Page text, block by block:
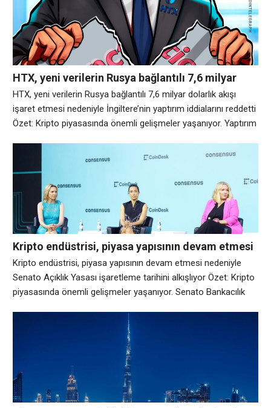
Kraken, ürünü çarşamba günü kripto getirisi altyapı sağlayıcısı
Veda’nın desteğiyle
HTX, yeni verilerin Rusya bağlantılı 7,6 milyar
dolarlık akışı işaret etmesi nedeniyle İngiltere’nin
yaptırım iddialarını reddetti
HTX, yeni verilerin Rusya bağlantılı 7,6 milyar dolarlık akışı
işaret etmesi nedeniyle İngiltere’nin yaptırım iddialarını reddetti
Özet: Kripto piyasasında önemli gelişmeler yaşanıyor. Yaptırım
arkasındaki Panama şirketi Huobi Global S.A.’yı, Rusya’nın
iddiaları nedeniyle kara listeye alma kararına karşı çıkıyor.
İngiltere, 26 Mayıs’taki
Kripto endüstrisi, piyasa yapısının devam etmesi
nedeniyle Senato Açıklık Yasası işaretleme
tarihini alkışlıyor
Kripto endüstrisi, piyasa yapısının devam etmesi nedeniyle
Senato Açıklık Yasası işaretleme tarihini alkışlıyor Özet: Kripto
piyasasında önemli gelişmeler yaşanıyor. Senato Bankacılık
üzere 14 Mayıs Perşembe günü toplanacak ve kripto piyasası
yapısı tasarısını Ocak ayındaki bir ertelemenin ardından tekrar
takvime koyacak. Bildirim, düzenleyici yargı yetkisi, tüketici
korumaları, geliştirici